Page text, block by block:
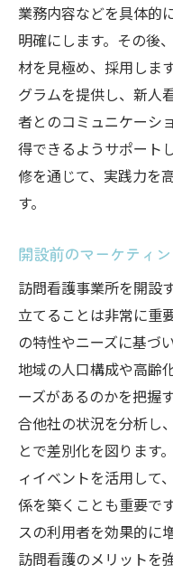
業務内容などを具体的
明確にします。その後
材を見極め、採用しま
グラムを提供し、新人
者とのコミュニケーシ
得できるようサポート
修を通じて、実践力を
す。
開設前のマーケティ
訪問看護事業所を開設
立てることは非常に重
の特性やニーズに基づ
地域の人口構成や高齢
ーズがあるのかを把握
合他社の状況を分析し
とで差別化を図ります
ィイベントを活用して
係を築くことも重要で
スの利用者を効果的に
訪問看護のメリットを